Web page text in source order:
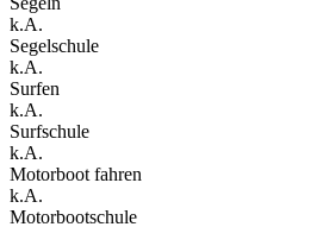
k.A.
Segelschule
k.A.
Surfen
k.A.
Surfschule
k.A.
Motorboot fahren
k.A.
Motorbootschule